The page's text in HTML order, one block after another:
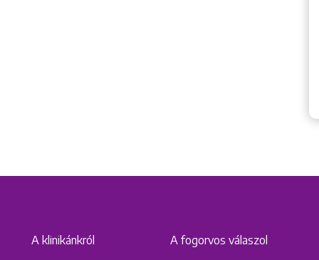
A klinikánkról
A fogorvos válaszol